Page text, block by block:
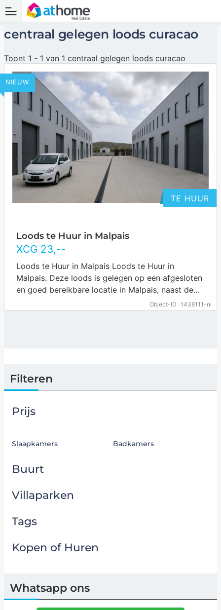
centraal gelegen loods curacao
Toont 1 - 1 van 1 centraal gelegen loods curacao
NIEUW
TE HUUR
Loods te Huur in Malpais
XCG 23,--
Object-ID 1438111-nl
Loods te Huur in Malpais Loods te Huur in
Malpais. Deze loods is gelegen op een afgesloten
en goed bereikbare locatie in Malpais, naast de
Filteren
Prijs
Slaapkamers Badkamers
Buurt
Villaparken
Tags
Kopen of Huren
Whatsapp ons